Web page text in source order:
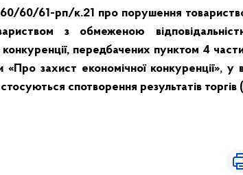
60/61-рп/к.21 про порушення
з обмеженою
передбачених пунктом 4
захист економічної конкуренції», у
спотворення результатів торгів